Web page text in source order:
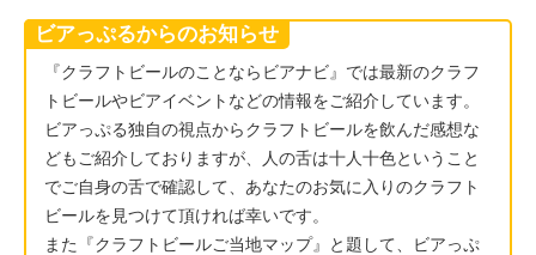
ビアっぷるからのお知らせ
『クラフトビールのことならビアナビ』では最新のクラフ
トビールやビアイベントなどの情報をご紹介しています。
ビアっぷる独自の視点からクラフトビールを飲んだ感想な
どもご紹介しておりますが、人の舌は十人十色ということ
でご自身の舌で確認して、あなたのお気に入りのクラフト
ビールを見つけて頂ければ幸いです。
また『クラフトビールご当地マップ』と題して、ビアっぷ